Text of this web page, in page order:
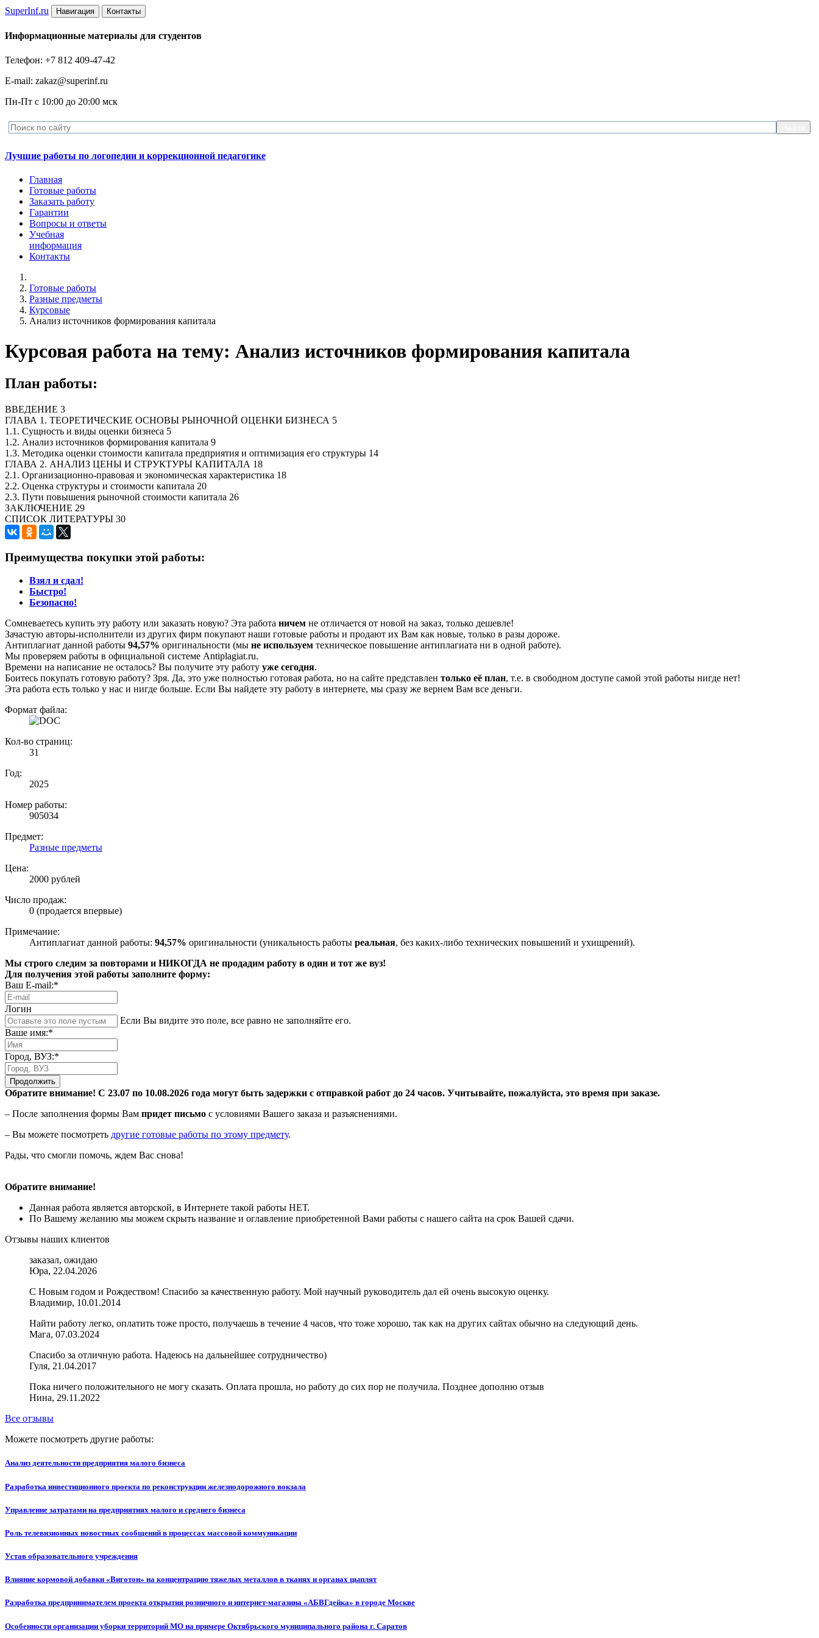
SuperInf.ru Навигация Контакты
Информационные материалы для студентов
Телефон: +7 812 409-47-42
E-mail: zakaz@superinf.ru
Пн-Пт с 10:00 до 20:00 мск
Лучшие работы по логопедии и коррекционной педагогике
Главная
Готовые работы
Заказать работу
Гарантии
Вопросы и ответы
Учебная
информация
Контакты
Готовые работы
Разные предметы
Курсовые
Анализ источников формирования капитала
Курсовая работа на тему: Анализ источников формирования капитала
План работы:
ВВЕДЕНИЕ 3
ГЛАВА 1. ТЕОРЕТИЧЕСКИЕ ОСНОВЫ РЫНОЧНОЙ ОЦЕНКИ БИЗНЕСА 5
1.1. Сущность и виды оценки бизнеса 5
1.2. Анализ источников формирования капитала 9
1.3. Методика оценки стоимости капитала предприятия и оптимизация его структуры 14
ГЛАВА 2. АНАЛИЗ ЦЕНЫ И СТРУКТУРЫ КАПИТАЛА 18
2.1. Организационно-правовая и экономическая характеристика 18
2.2. Оценка структуры и стоимости капитала 20
2.3. Пути повышения рыночной стоимости капитала 26
ЗАКЛЮЧЕНИЕ 29
СПИСОК ЛИТЕРАТУРЫ 30
Преимущества покупки этой работы:
Взял и сдал!
Быстро!
Безопасно!
Сомневаетесь купить эту работу или заказать новую? Эта работа ничем не отличается от новой на заказ, только дешевле!
Зачастую авторы-исполнители из других фирм покупают наши готовые работы и продают их Вам как новые, только в разы дороже.
Антиплагиат данной работы 94,57% оригинальности (мы не используем техническое повышение антиплагиата ни в одной работе).
Мы проверяем работы в официальной системе Аntiplagiat.ru.
Времени на написание не осталось? Вы получите эту работу уже сегодня.
Боитесь покупать готовую работу? Зря. Да, это уже полностью готовая работа, но на сайте представлен только её план, т.е. в свободном доступе самой этой работы нигде нет!
Эта работа есть только у нас и нигде больше. Если Вы найдете эту работу в интернете, мы сразу же вернем Вам все деньги.
Формат файла:
Кол-во страниц:
31
Год:
2025
Номер работы:
905034
Предмет:
Разные предметы
Цена:
2000 рублей
Число продаж:
0 (продается впервые)
Примечание:
Антиплагиат данной работы: 94,57% оригинальности (уникальность работы реальная, без каких-либо технических повышений и ухищрений).
Мы строго следим за повторами и НИКОГДА не продадим работу в один и тот же вуз!
Для получения этой работы заполните форму:
Ваш E-mail:*
Логин
Если Вы видите это поле, все равно не заполняйте его.
Ваше имя:*
Город, ВУЗ:*
Продолжить
Обратите внимание! С 23.07 по 10.08.2026 года могут быть задержки с отправкой работ до 24 часов. Учитывайте, пожалуйста, это время при заказе.
– После заполнения формы Вам придет письмо с условиями Вашего заказа и разъяснениями.
– Вы можете посмотреть другие готовые работы по этому предмету.
Рады, что смогли помочь, ждем Вас снова!
Обратите внимание!
Данная работа является авторской, в Интернете такой работы НЕТ.
По Вашему желанию мы можем скрыть название и оглавление приобретенной Вами работы с нашего сайта на срок Вашей сдачи.
Отзывы наших клиентов
заказал, ожидаю
Юра, 22.04.2026
С Новым годом и Рождеством! Спасибо за качественную работу. Мой научный руководитель дал ей очень высокую оценку.
Владимир, 10.01.2014
Найти работу легко, оплатить тоже просто, получаешь в течение 4 часов, что тоже хорошо, так как на других сайтах обычно на следующий день.
Мага, 07.03.2024
Спасибо за отличную работа. Надеюсь на дальнейшее сотрудничество)
Гуля, 21.04.2017
Пока ничего положительного не могу сказать. Оплата прошла, но работу до сих пор не получила. Позднее дополню отзыв
Нина, 29.11.2022
Все отзывы
Можете посмотреть другие работы:
Анализ деятельности предприятия малого бизнеса
Разработка инвестиционного проекта по реконструкции железнодорожного вокзала
Управление затратами на предприятиях малого и среднего бизнеса
Роль телевизионных новостных сообщений в процессах массовой коммуникации
Устав образовательного учреждения
Влияние кормовой добавки «Виготон» на концентрацию тяжелых металлов в тканях и органах цыплят
Разработка предпринимателем проекта открытия розничного и интернет-магазина «АБВГдейка» в городе Москве
Особенности организации уборки территорий МО на примере Октябрьского муниципального района г. Саратов